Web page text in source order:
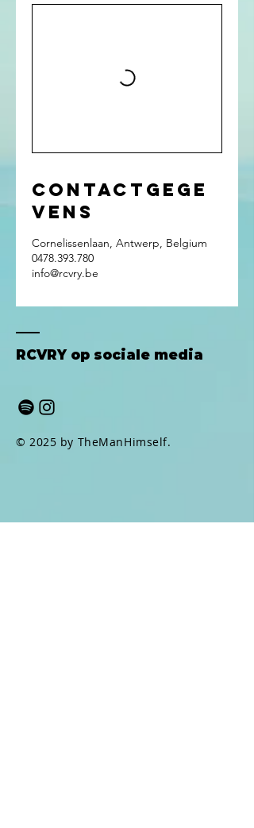
Contactgege
vens
Cornelissenlaan, Antwerp, Belgium
0478.393.780
info@rcvry.be
RCVRY op sociale media
© 2025 by TheManHimself.